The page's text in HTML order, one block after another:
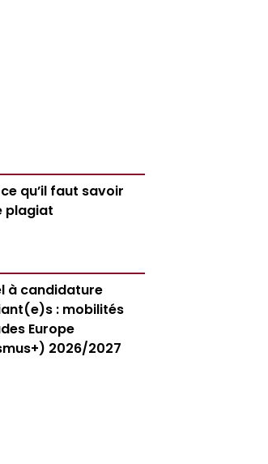
qu’il faut savoir
plagiat
à candidature
: mobilités
Europe
2026/2027